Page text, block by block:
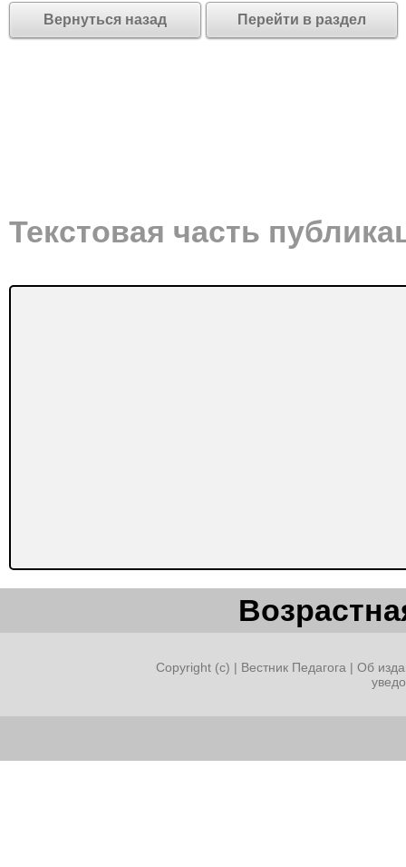
Вернуться назад Перейти в раздел
Текстовая часть
Copyright (c) | Вестник Педагога | Об